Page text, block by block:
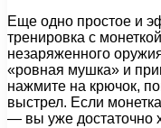
Еще одно простое и
тренировка с
незаряженного
«ровная мушка» и
нажмите на крючок,
выстрел. Если
— вы уже достаточно